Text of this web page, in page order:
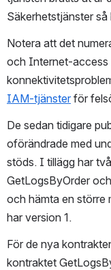
Säkerhetstjänster
Notera att det
och Internet-access
IAM-tjänster för
De sedan tidigare
oförändrade med
stöds. I tillägg har
GetLogsByOrder
och hämta en större
har version 1.
För de nya
kontraktet